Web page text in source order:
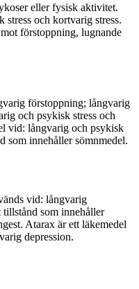
eller fysisk aktivitet.
och kortvarig stress.
förstoppning, lugnande
förstoppning; långvarig
och psykisk stress och
vid: långvarig och psykisk
som innehåller sömnmedel.
vid: långvarig
som innehåller
Atarax är ett läkemedel
depression.